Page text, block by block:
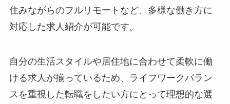
住みながらのフルリモートなど、多様な働き方に
対応した求人紹介が可能です。
自分の生活スタイルや居住地に合わせて柔軟に働
ける求人が揃っているため、ライフワークバラン
スを重視した転職をしたい方にとって理想的な選